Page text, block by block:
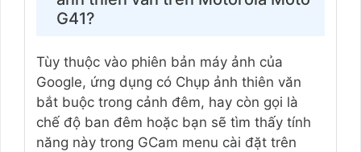
G41?
Tùy thuộc vào phiên bản máy ảnh của
Google, ứng dụng có Chụp ảnh thiên văn
bắt buộc trong cảnh đêm, hay còn gọi là
chế độ ban đêm hoặc bạn sẽ tìm thấy tính
năng này trong GCam menu cài đặt trên